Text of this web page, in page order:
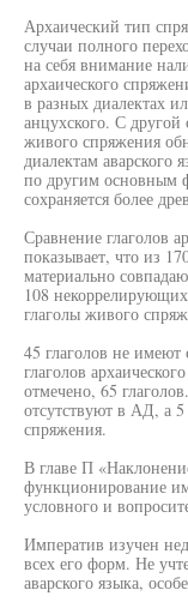
Архаический тип
случаи полного
на себя внимание
архаического
в разных диалектах
анцухского. С
живого спряжения
диалектам
по другим основным
сохраняется более
Сравнение глаголов
показывает, что из
материально
108
глаголы живого
45 глаголов не
глаголов
отмечено, 65
отсутствуют в АД, а
спряжения.
В главе П
функционирование
условного и
Императив изучен
всех его форм. Не
аварского языка,